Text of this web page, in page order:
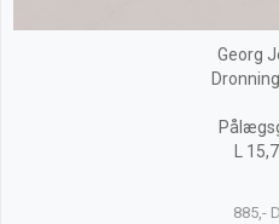
Georg
L
885,-